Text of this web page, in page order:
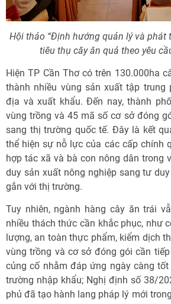
Hội thảo “Định hướng quản lý và phát
tiêu thụ cây ăn quả theo yêu
Hiện TP Cần Thơ có trên 130.000ha
thành nhiều vùng sản xuất tập trung
địa và xuất khẩu. Đến nay, thành
vùng trồng và 45 mã số cơ sở đóng
sang thị trường quốc tế. Đây là kết
thể hiện sự nỗ lực của các cấp chính
hợp tác xã và bà con nông dân trong
duy sản xuất nông nghiệp sang tư
gắn với thị trường.
Tuy nhiên, ngành hàng cây ăn trái
nhiều thách thức cần khắc phục, như
lượng, an toàn thực phẩm, kiểm dịch
vùng trồng và cơ sở đóng gói cần
củng cố nhằm đáp ứng ngày càng
trường nhập khẩu; Nghị định số 38/
phủ đã tạo hành lang pháp lý mới